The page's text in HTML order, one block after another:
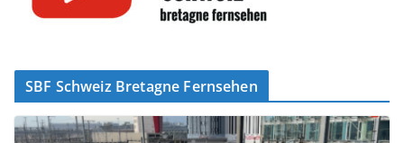
SBF Schweiz Bretagne Fernsehen